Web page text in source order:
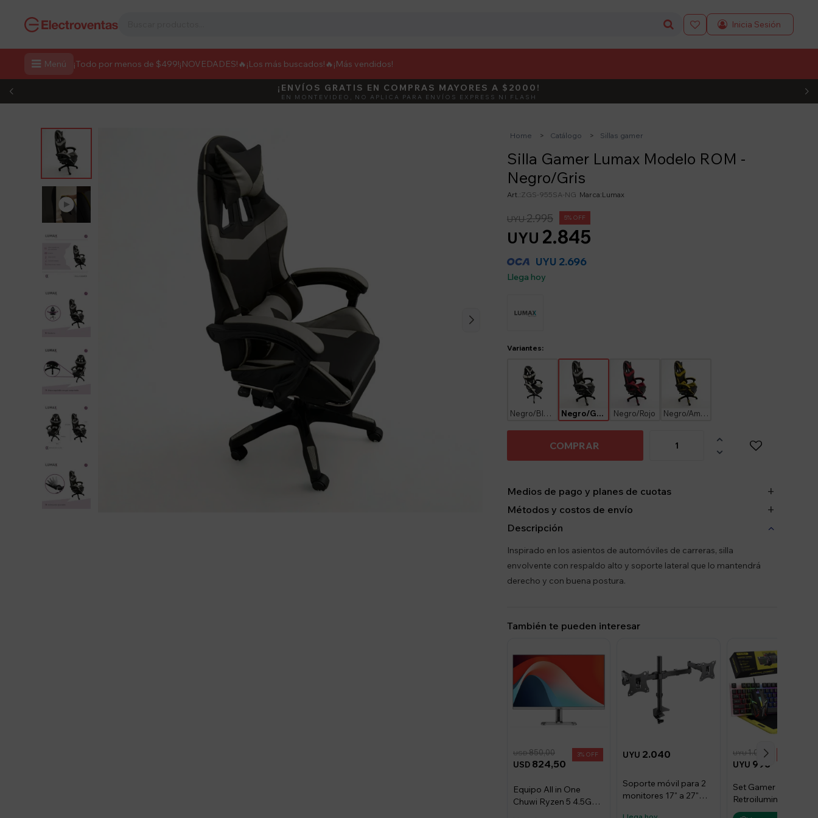
 Menú ¡Todo por menos de $499!¡NOVEDADES! 🔥¡Los más buscados!🔥 ¡Más vendidos!

DEBUT ACTIVÁ EL CÓDIGO
¡ENVÍOS GRATIS EN COMPRAS MAYORES A $2000!
EN MONTEVIDEO, NO APLICA PARA ENVÍOS EXPRESS NI FLASH
Home Catálogo Sillas gamer
Silla Gamer Lumax Modelo ROM -
Negro/Gris
ZGS-955SA-NG Lumax
UYU 2.845
UYU2.995 5
UYU 2.696
Llega hoy
Variantes:
Negro/Blanco Negro/Gris Negro/Rojo Negro/Amarillo
COMPRAR


Medios de pago y planes de cuotas
Métodos y costos de envío
Descripción
Inspirado en los asientos de automóviles de carreras, silla
envolvente con respaldo alto y soporte lateral que lo mantendrá
derecho y con buena postura.
También te pueden interesar
USD 824,50
USD850,00 3
Equipo All in One
Chuwi Ryzen 5 4.5Ghz,
UYU 2.040
Soporte móvil para 2
monitores 17" a 27"
UYU 998
UYU1.050
Set Gamer con
Retroiluminación 4
1 T-Wolf TF-240